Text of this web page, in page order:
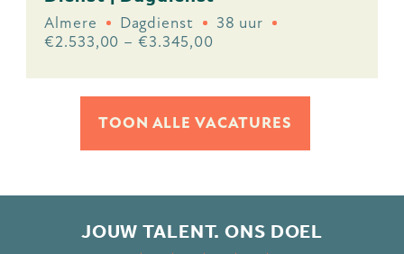
Almere Dagdienst
38 uur
€2.533,00 – €3.345,00
TOON ALLE VACATURES
JOUW TALENT. ONS DOEL